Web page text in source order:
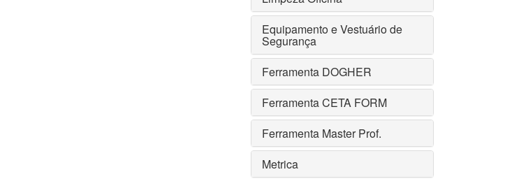
Equipamento e Vestuário de
Segurança
Ferramenta DOGHER
Ferramenta CETA FORM
Ferramenta Master Prof.
Metrica